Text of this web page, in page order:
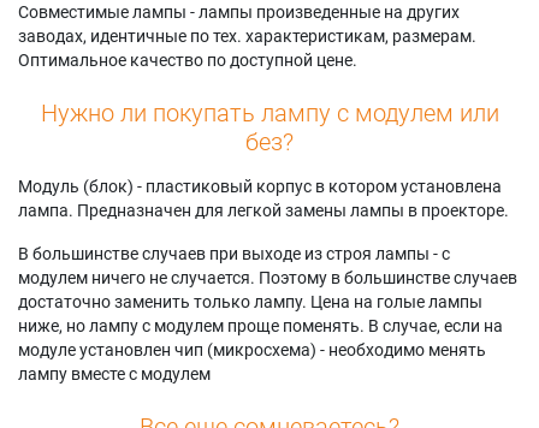
Совместимые лампы - лампы произведенные на других
заводах, идентичные по тех. характеристикам, размерам.
Оптимальное качество по доступной цене.
Нужно ли покупать лампу с модулем или
без?
Модуль (блок) - пластиковый корпус в котором установлена
лампа. Предназначен для легкой замены лампы в проекторе.
В большинстве случаев при выходе из строя лампы - с
модулем ничего не случается. Поэтому в большинстве случаев
достаточно заменить только лампу. Цена на голые лампы
ниже, но лампу с модулем проще поменять. В случае, если на
модуле установлен чип (микросхема) - необходимо менять
лампу вместе с модулем